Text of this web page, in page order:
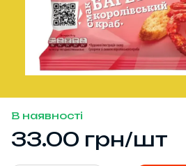
В наявності
33.00 грн/шт